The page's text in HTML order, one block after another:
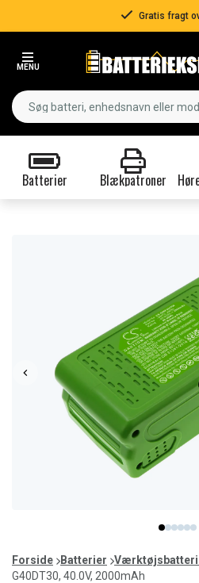
Gratis fragt
MENU
Batterier Blækpatroner
item
0
item
1
item
2
item
345
of
6
Forside Batterier
G40DT30, 40.0V, 2000mAh